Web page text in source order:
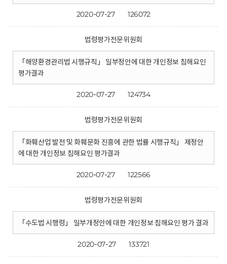
2020-07-27 126072
법령평가전문위원회
「해양환경관리법 시행규칙」 일부정안에 대한 개인정보 침해요인
평가결과
2020-07-27 124734
법령평가전문위원회
「화훼산업 발전 및 화훼문화 진흥에 관한 법률 시행규칙」 제정안
에 대한 개인정보 침해요인 평가결과
2020-07-27 122566
법령평가전문위원회
「수도법 시행령」 일부개정안에 대한 개인정보 침해요인 평가 결과
2020-07-27 133721